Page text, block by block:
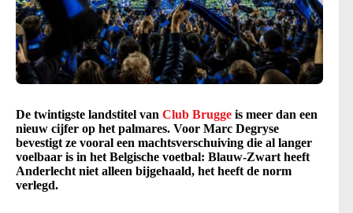
De twintigste landstitel van Club Brugge is meer dan een
nieuw cijfer op het palmares. Voor Marc Degryse
bevestigt ze vooral een machtsverschuiving die al langer
voelbaar is in het Belgische voetbal: Blauw-Zwart heeft
Anderlecht niet alleen bijgehaald, het heeft de norm
verlegd.